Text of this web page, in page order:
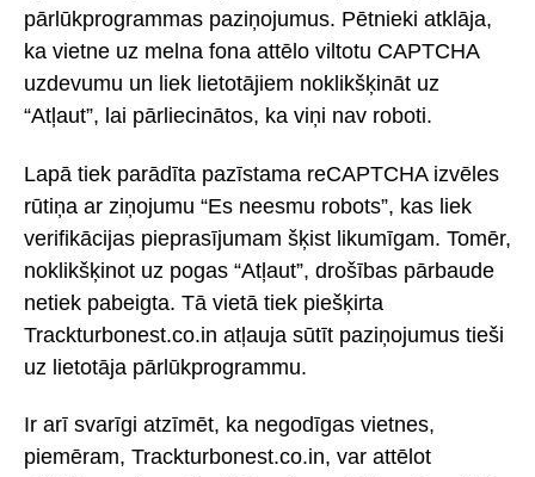
pārlūkprogrammas paziņojumus. Pētnieki atklāja,
ka vietne uz melna fona attēlo viltotu CAPTCHA
uzdevumu un liek lietotājiem noklikšķināt uz
“Atļaut”, lai pārliecinātos, ka viņi nav roboti.
Lapā tiek parādīta pazīstama reCAPTCHA izvēles
rūtiņa ar ziņojumu “Es neesmu robots”, kas liek
verifikācijas pieprasījumam šķist likumīgam. Tomēr,
noklikšķinot uz pogas “Atļaut”, drošības pārbaude
netiek pabeigta. Tā vietā tiek piešķirta
Trackturbonest.co.in atļauja sūtīt paziņojumus tieši
uz lietotāja pārlūkprogrammu.
Ir arī svarīgi atzīmēt, ka negodīgas vietnes,
piemēram, Trackturbonest.co.in, var attēlot